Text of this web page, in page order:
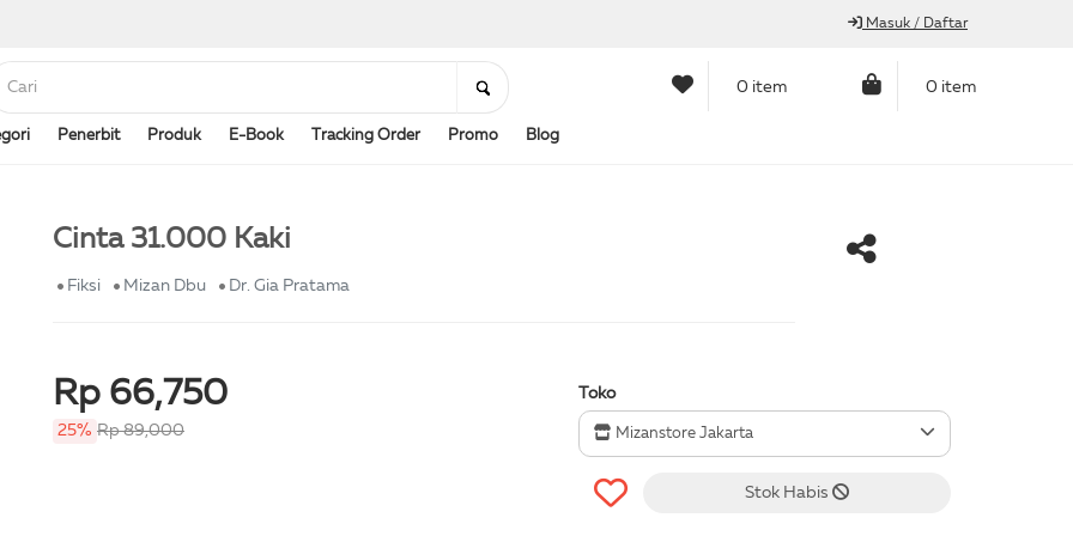
Masuk / Daftar
0 item 0 item
Penerbit Produk E-Book Tracking Order Promo Blog
Cinta 31.000 Kaki
Fiksi Mizan Dbu Dr. Gia Pratama
Rp 66,750
25% Rp 89,000
Toko
Mizanstore Jakarta
Stok Habis